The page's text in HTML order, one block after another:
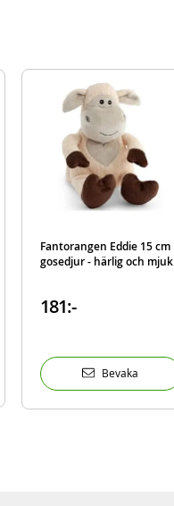
Fantorangen Eddie 15 cm
gosedjur - härlig och mjuk
181:-
Bevaka